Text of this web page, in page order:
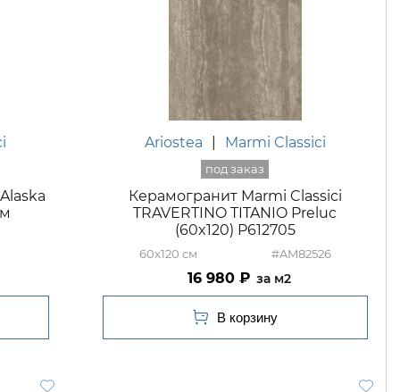
Ariostea Marmi Classici
Керамогранит Marmi Classici
TRAVERTINO TITANIO Preluc
(60x120) P612705
60x120 #AM82526
16 980 м2